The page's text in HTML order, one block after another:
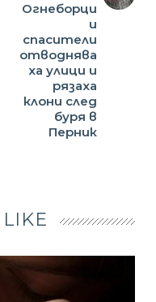
Огнеборци
и
спасители
отводнява
ха улици и
рязаха
клони след
буря в
Перник